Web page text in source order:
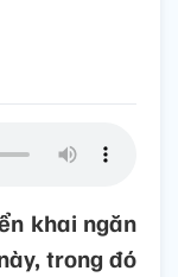
khai ngăn
trong đó